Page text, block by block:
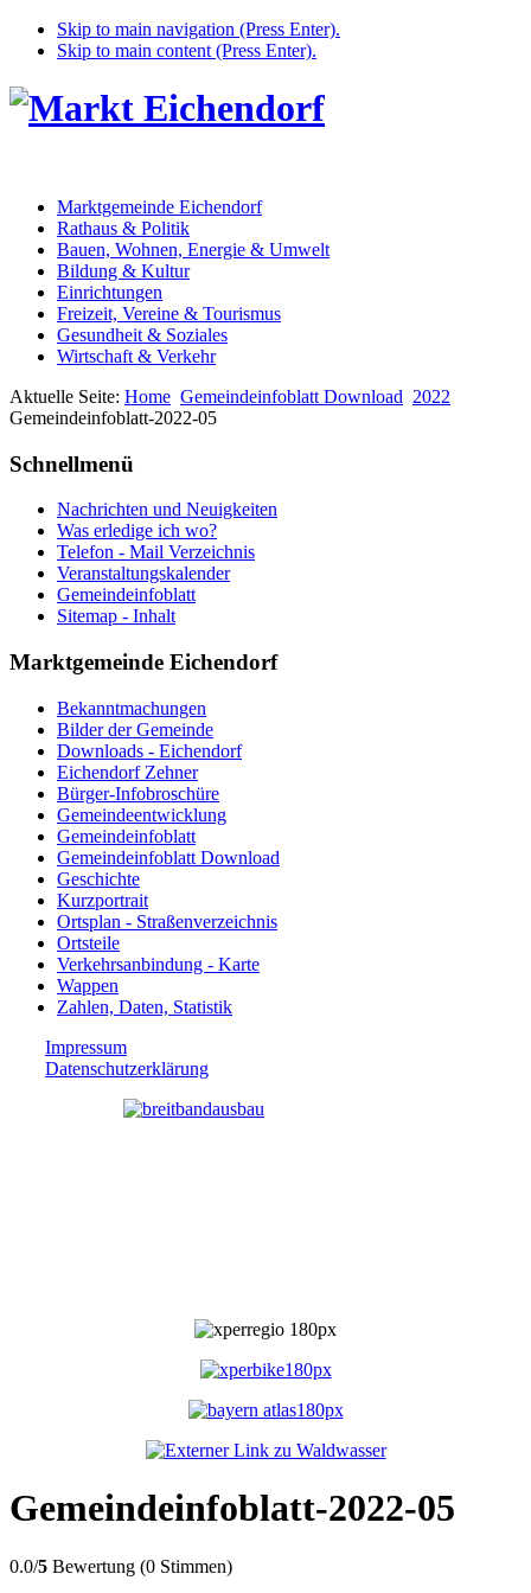
Skip to main navigation (Press Enter).
Skip to main content (Press Enter).
Marktgemeinde Eichendorf
Rathaus & Politik
Bauen, Wohnen, Energie & Umwelt
Bildung & Kultur
Einrichtungen
Freizeit, Vereine & Tourismus
Gesundheit & Soziales
Wirtschaft & Verkehr
Aktuelle Seite: Home Gemeindeinfoblatt Download 2022
Gemeindeinfoblatt-2022-05
Schnellmenü
Nachrichten und Neuigkeiten
Was erledige ich wo?
Telefon - Mail Verzeichnis
Veranstaltungskalender
Gemeindeinfoblatt
Sitemap - Inhalt
Marktgemeinde Eichendorf
Bekanntmachungen
Bilder der Gemeinde
Downloads - Eichendorf
Eichendorf Zehner
Bürger-Infobroschüre
Gemeindeentwicklung
Gemeindeinfoblatt
Gemeindeinfoblatt Download
Geschichte
Kurzportrait
Ortsplan - Straßenverzeichnis
Ortsteile
Verkehrsanbindung - Karte
Wappen
Zahlen, Daten, Statistik
Impressum
Datenschutzerklärung
Gemeindeinfoblatt-2022-05
0.0/5 Bewertung (0 Stimmen)